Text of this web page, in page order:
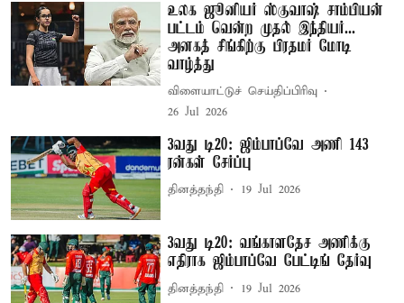
உலக ஜூனியர் ஸ்குவாஷ் சாம்பியன்
பட்டம் வென்ற முதல் இந்தியர்...
அனகத் சிங்கிற்கு பிரதமர் மோடி
வாழ்த்து
விளையாட்டுச் செய்திப்பிரிவு
26 Jul 2026
3வது டி20: ஜிம்பாப்வே அணி 143
ரன்கள் சேர்ப்பு
தினத்தந்தி 19 Jul 2026
3வது டி20: வங்காளதேச அணிக்கு
எதிராக ஜிம்பாப்வே பேட்டிங் தேர்வு
தினத்தந்தி 19 Jul 2026